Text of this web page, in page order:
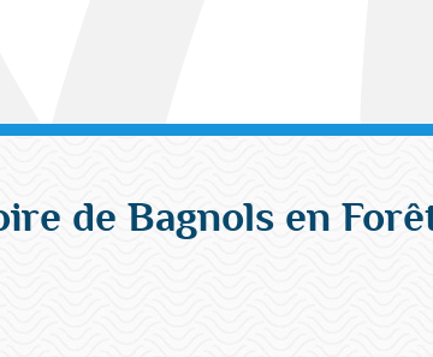
de Bagnols en